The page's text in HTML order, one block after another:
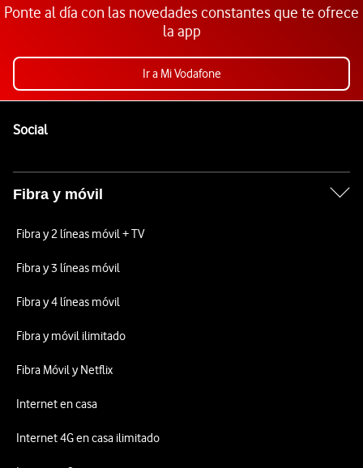
Ponte al día con las novedades constantes que te ofrece
la app
Ir a Mi Vodafone
SocialEnlaces a las redes sociales de Vodafone
Fibra y móvil
Fibra y 2 líneas móvil + TV
Fibra y 3 líneas móvil
Fibra y 4 líneas móvil
Fibra y móvil ilimitado
Fibra Móvil y Netflix
Internet en casa
Internet 4G en casa ilimitado